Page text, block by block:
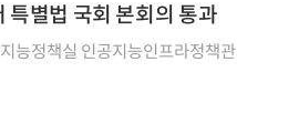
특별법 국회 본회의 통과
능정책실 인공지능인프라정책관